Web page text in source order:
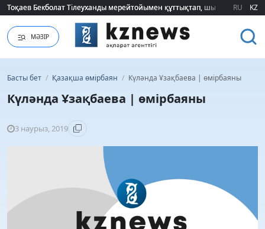
Тоқаев Бекболат Тілеуханды мерейтойымен құттықтап, шығармашылық
Тоқаев Бекболат Тілеуханды мерейтойымен құттықтап, шығармашылық
RU KZ
МӘЗІР
Басты бет / Қазақша өмірбаян / Күләнда Ұзақбаева | өмірбаяны
Күләнда Ұзақбаева | өмірбаяны
3 наурыз, 2019